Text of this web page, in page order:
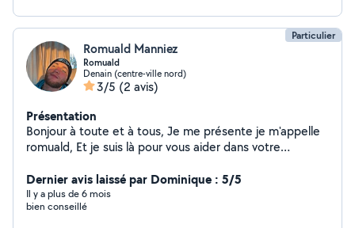
Particulier
Romuald Manniez
Romuald
Denain (centre-ville nord)
3/5 (2 avis)
Présentation
Bonjour à toute et à tous, Je me présente je m'appelle
romuald, Et je suis là pour vous aider dans votre
Montage, réparation ect.. ) N'hésiter pas à laissé votre
message, J'écoute toute proposition.
Dernier avis laissé par Dominique : 5/5
Il y a plus de 6 mois
bien conseillé